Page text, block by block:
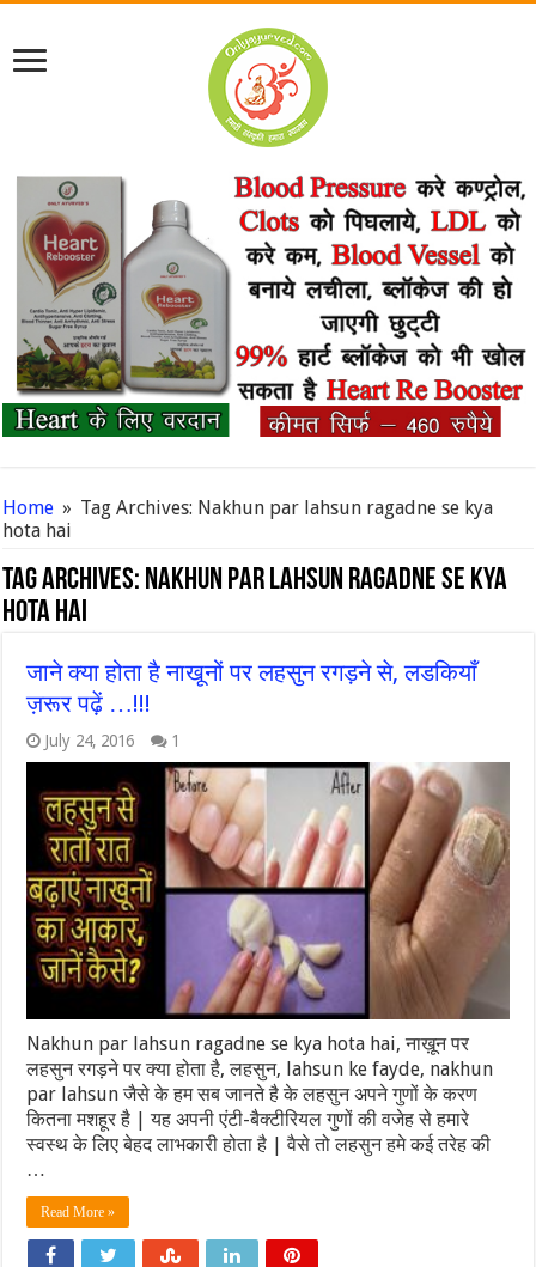
Home » Tag Archives: Nakhun par lahsun ragadne se kya
hota hai
Tag Archives: Nakhun par lahsun ragadne se kya
hota hai
जाने क्या होता है नाखूनों पर लहसुन रगड़ने से, लडकियाँ
ज़रूर पढ़ें …!!!
July 24, 2016 1
Nakhun par lahsun ragadne se kya hota hai, नाख़ून पर
लहसुन रगड़ने पर क्या होता है, लहसुन, lahsun ke fayde, nakhun
par lahsun जैसे के हम सब जानते है के लहसुन अपने गुणों के करण
कितना मशहूर है | यह अपनी एंटी-बैक्टीरियल गुणों की वजेह से हमारे
स्वस्थ के लिए बेहद लाभकारी होता है | वैसे तो लहसुन हमे कई तरेह की
…
Read More »